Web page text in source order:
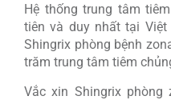
Hệ thống trung tâm
tiên và duy nhất tại
Shingrix phòng bệnh
trăm trung tâm tiêm
Vắc xin Shingrix